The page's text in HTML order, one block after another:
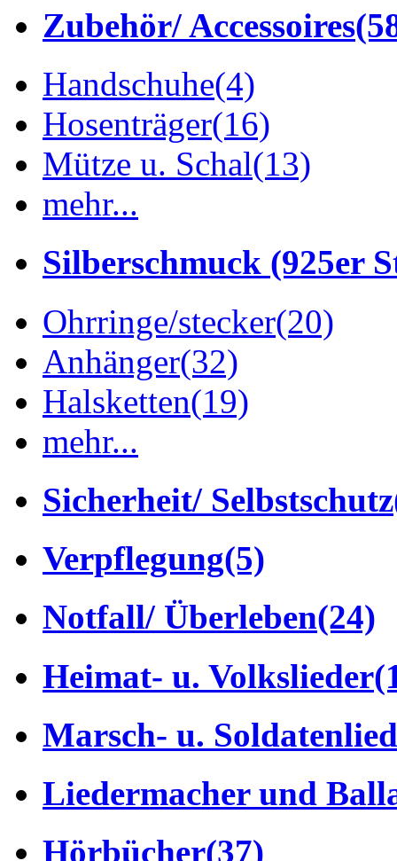
Zubehör/ Accessoires
Handschuhe(4)
Hosenträger(16)
Mütze u. Schal(13)
mehr...
Silberschmuck (925er
Ohrringe/stecker(20)
Anhänger(32)
Halsketten(19)
mehr...
Sicherheit/ Selbstschutz
Verpflegung(5)
Notfall/ Überleben(24)
Heimat- u. Volkslieder
Marsch- u.
Liedermacher und
Hörbücher(37)